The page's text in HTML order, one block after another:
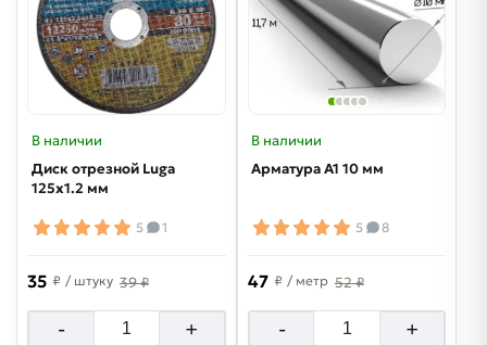
В наличии
Диск отрезной Luga
125х1.2 мм
5 1
35 ₽ / штуку 39 ₽
- +
В наличии
Арматура А1 10 мм
5 8
47 ₽ / метр 52 ₽
- +